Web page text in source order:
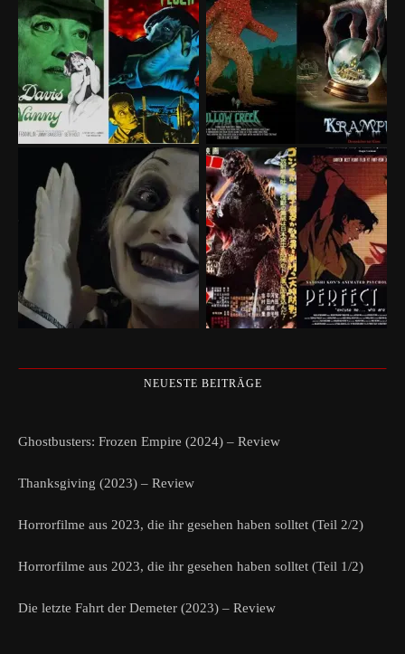
NEUESTE BEITRÄGE
Ghostbusters: Frozen Empire (2024) – Review
Thanksgiving (2023) – Review
Horrorfilme aus 2023, die ihr gesehen haben solltet (Teil 2/2)
Horrorfilme aus 2023, die ihr gesehen haben solltet (Teil 1/2)
Die letzte Fahrt der Demeter (2023) – Review